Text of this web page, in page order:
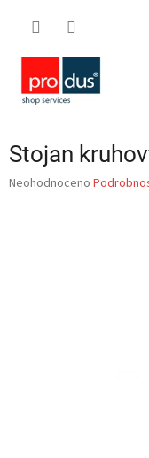
Stojan
Průměrné
Neohodnoceno